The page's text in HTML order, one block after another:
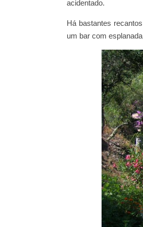
acidentado.
Há bastantes
um bar com